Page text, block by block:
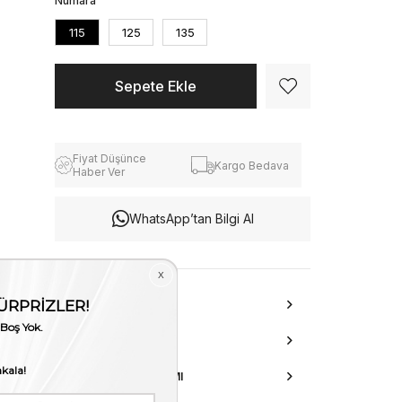
115 125 135
Fiyat Düşünce
Haber Ver
Kargo Bedava
WhatsApp’tan Bilgi Al
ÜRÜN ÖZELLIKLERI
AKSESUAR ONARIMI